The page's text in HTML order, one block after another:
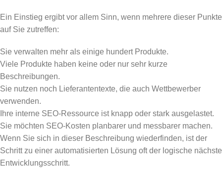
Ein Einstieg ergibt vor allem Sinn, wenn mehrere dieser Punkte
auf Sie zutreffen:
Sie verwalten mehr als einige hundert Produkte.
Viele Produkte haben keine oder nur sehr kurze
Beschreibungen.
Sie nutzen noch Lieferantentexte, die auch Wettbewerber
verwenden.
Ihre interne SEO-Ressource ist knapp oder stark ausgelastet.
Sie möchten SEO-Kosten planbarer und messbarer machen.
Wenn Sie sich in dieser Beschreibung wiederfinden, ist der
Schritt zu einer automatisierten Lösung oft der logische nächste
Entwicklungsschritt.